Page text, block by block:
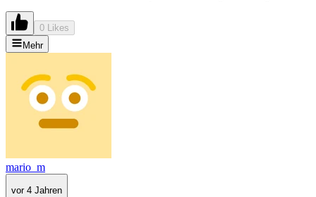
0 Likes
Mehr
mario_m
vor 4 Jahren